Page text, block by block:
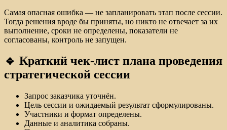
Самая опасная ошибка — не запланировать этап после сессии.
Тогда решения вроде бы приняты, но никто не отвечает за их
выполнение, сроки не определены, показатели не
согласованы, контроль не запущен.
🔹 Краткий чек-лист плана проведения
стратегической сессии
Запрос заказчика уточнён.
Цель сессии и ожидаемый результат сформулированы.
Участники и формат определены.
Данные и аналитика собраны.